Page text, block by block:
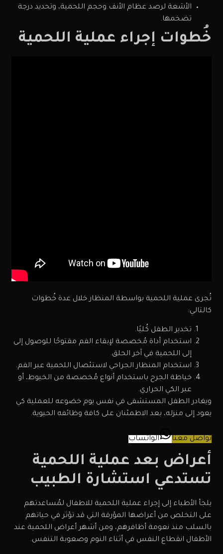
الأشعة لرصد عظام الأنف وحجم اللحمية، وتحديد درجة
تضخمها.
خُطوات إجراء عملية اللحمية
تُجرى عملية اللحمية بواسطة المنظار خلال عدة خُطوات
كالتالي:
تخدير الطفل كُليًا.
استخدام أداة مُخصصة لإبقاء الفم مقتوحًا للوصول إلى
إلى اللحمية في آخر الحلق.
استخدام المنظار الجراحي لاستئصال اللحمية عبر الفم.
خياطة الجرح باستخدام أنواع مُخصصة من الخيوط، أو
عبر الكي الحراري.
ويغادر الطفل المستشفى في نفس يوم خضوعه للعملية كي
يعود إلى منزله، بعد الاطمئنان على كافة وظائفه الحيوية.
تواصل معنا الواتساب
أعراض بعد عملية اللحمية
تستدعي استشارة الطبيب
يلجأ الأطباء إلى إجراء عملية اللحمية للاطفال لمُساعدتهم
على التخلص من أعراضها المؤرقة التي قد تؤثر في حياتهم
بالسلب منذ نعومة أظافرهم، ومن أشهر أعراض اللحمية عند
الأطفال انقطاع النفس في أثناء النوم وصعوبة التنفس.